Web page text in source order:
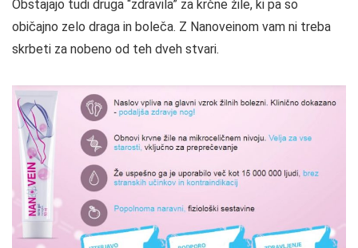
Obstajajo tudi druga “zdravila” za krčne žile, ki pa so
običajno zelo draga in boleča. Z Nanoveinom vam ni treba
skrbeti za nobeno od teh dveh stvari.